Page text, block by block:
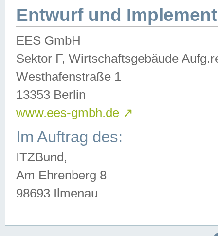
Entwurf und
EES GmbH
Sektor F, Wirtschaftsgebäude
Westhafenstraße 1
13353 Berlin
www.ees-gmbh.de ↗
Im Auftrag des:
ITZBund,
Am Ehrenberg 8
98693 Ilmenau